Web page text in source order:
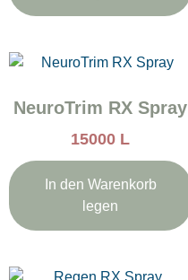
NeuroTrim RX Spray
15000 L
In den Warenkorb
legen